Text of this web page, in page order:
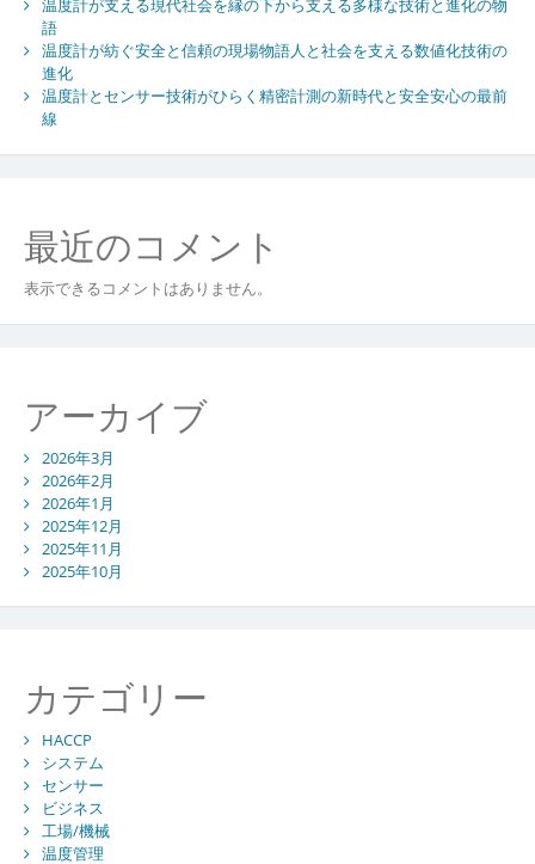
む
グ
ロ
ー
の
鍵
温度計が支える現代社会を縁の下から支える多様な技術と進化の物
語
温度計が紡ぐ安全と信頼の現場物語人と社会を支える数値化技術の
進化
温度計とセンサー技術がひらく精密計測の新時代と安全安心の最前
線
最近のコメント
表示できるコメントはありません。
アーカイブ
2026年3月
2026年2月
2026年1月
2025年12月
2025年11月
2025年10月
カテゴリー
HACCP
システム
センサー
ビジネス
工場/機械
温度管理